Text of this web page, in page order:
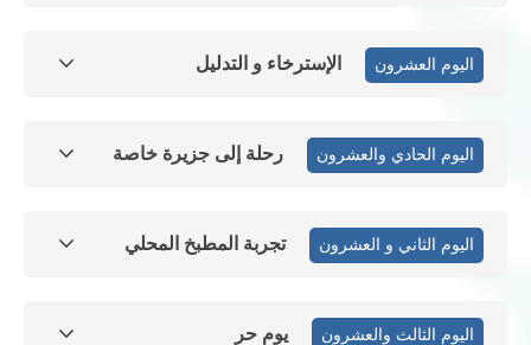
اليوم العشرون الإسترخاء و التدليل
اليوم الحادي والعشرون رحلة إلى جزيرة خاصة
اليوم الثاني و العشرون تجربة المطبخ المحلي
اليوم الثالث والعشرون يوم حر